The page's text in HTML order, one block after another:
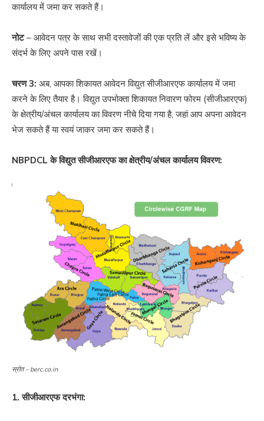
कार्यालय में जमा कर सकते हैं।
नोट– आवेदन पत्र के साथ सभी दस्तावेजों की एक प्रति लें और इसे भविष्य के
संदर्भ के लिए अपने पास रखें।
चरण 3: अब, आपका शिकायत आवेदन विद्युत सीजीआरएफ कार्यालय में जमा
करने के लिए तैयार है। विद्युत उपभोक्ता शिकायत निवारण फोरम (सीजीआरएफ)
के क्षेत्रीय/अंचल कार्यालय का विवरण नीचे दिया गया है, जहां आप अपना आवेदन
भेज सकते हैं या स्वयं जाकर जमा कर सकते हैं।
NBPDCL के विद्युत सीजीआरएफ का क्षेत्रीय/अंचल कार्यालय विवरण:
स्रोत – berc.co.in
1. सीजीआरएफ दरभंगा: